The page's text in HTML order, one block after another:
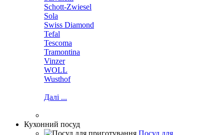
Schott-Zwiesel
Sola
Swiss Diamond
Tefal
Tescoma
Tramontina
Vinzer
WOLL
Wusthof
Далі ...
Кухонний посуд
Посуд для